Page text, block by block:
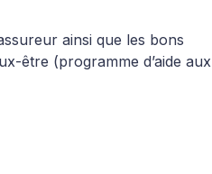
ainsi que les bons
être (programme d’aide aux